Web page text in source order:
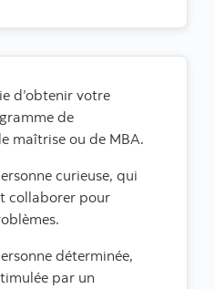
d’obtenir votre
de
maîtrise ou de MBA.
curieuse, qui
collaborer pour
déterminée,
par un